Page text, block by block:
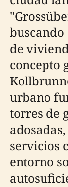
de
concepto
urbano
torres de
servicios
entorno